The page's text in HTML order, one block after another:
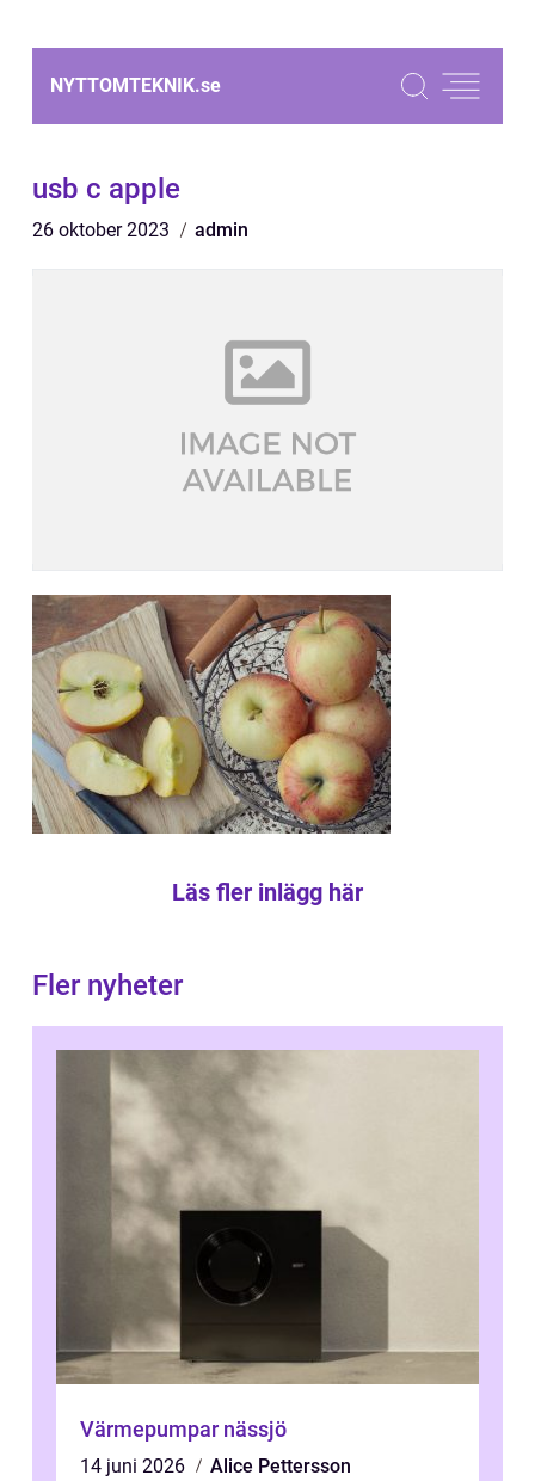
NYTTOMTEKNIK.se
usb c apple
26 oktober 2023 admin
Läs fler inlägg här
Fler nyheter
Värmepumpar nässjö
14 juni 2026
Alice Pettersson